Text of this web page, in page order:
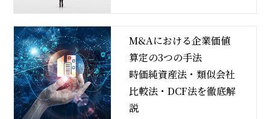
M&Aにおける企業価値
算定の3つの手法
時価純資産法・類似会社
比較法・DCF法を徹底解
説